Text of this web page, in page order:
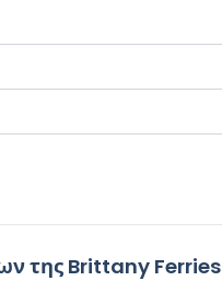
της Brittany Ferries